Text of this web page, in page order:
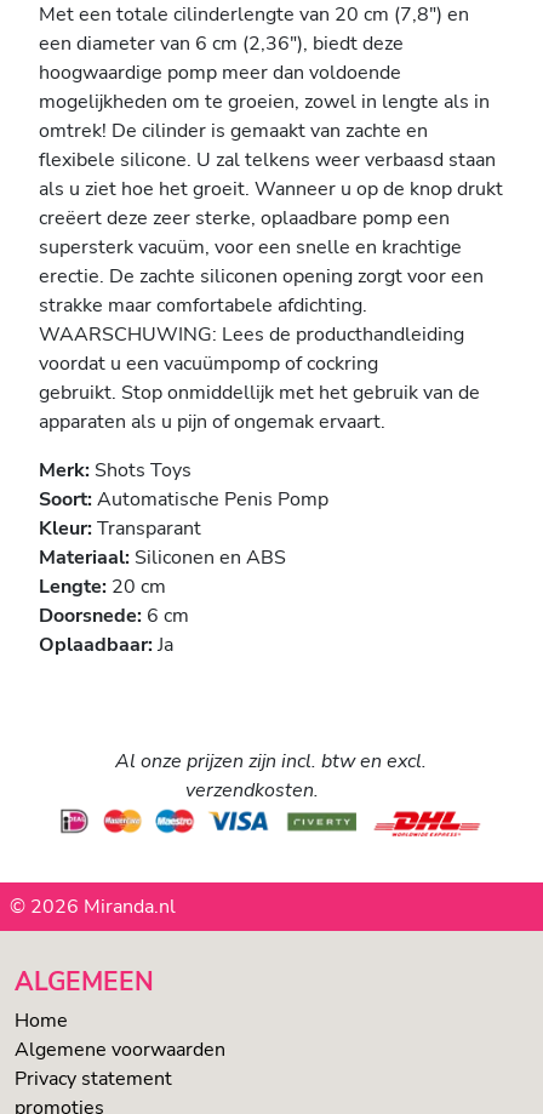
Met een totale cilinderlengte van 20 cm (7,8") en
een diameter van 6 cm (2,36"), biedt deze
hoogwaardige pomp meer dan voldoende
mogelijkheden om te groeien, zowel in lengte als in
omtrek! De cilinder is gemaakt van zachte en
flexibele silicone. U zal telkens weer verbaasd staan
als u ziet hoe het groeit. Wanneer u op de knop drukt
creëert deze zeer sterke, oplaadbare pomp een
supersterk vacuüm, voor een snelle en krachtige
erectie. De zachte siliconen opening zorgt voor een
strakke maar comfortabele afdichting.
WAARSCHUWING: Lees de producthandleiding
voordat u een vacuümpomp of cockring
gebruikt. Stop onmiddellijk met het gebruik van de
apparaten als u pijn of ongemak ervaart.
Merk: Shots Toys
Soort:Automatische Penis Pomp
Kleur:Transparant
Materiaal: Siliconen en ABS
Lengte: 20 cm
Doorsnede: 6 cm
Oplaadbaar:Ja
Al onze prijzen zijn incl. btw en excl.
verzendkosten.
© 2026 Miranda.nl
ALGEMEEN
Home
Algemene voorwaarden
Privacy statement
promoties